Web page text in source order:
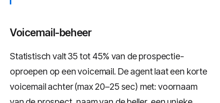
Voicemail-beheer
Statistisch valt 35 tot 45% van de prospectie-
oproepen op een voicemail. De agent laat een korte
voicemail achter (max 20–25 sec) met: voornaam